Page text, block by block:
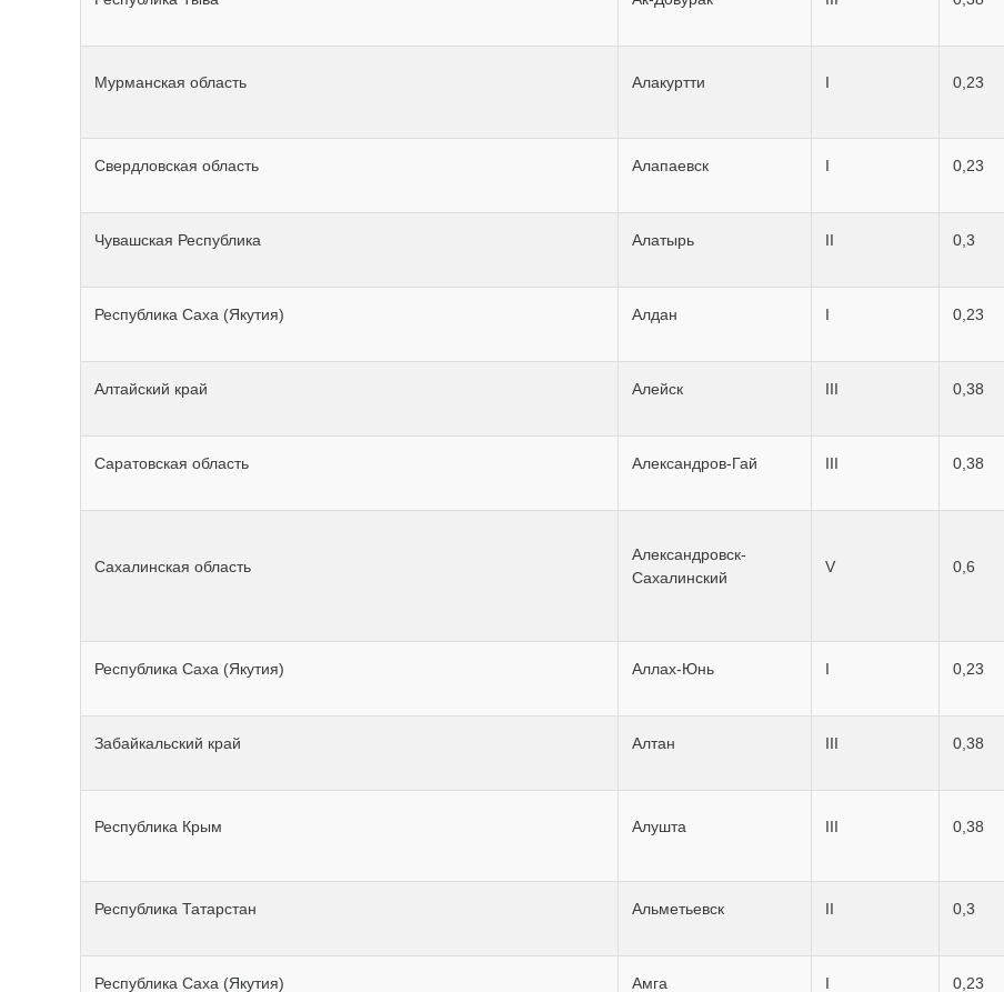
Мурманская область Алакуртти I 0,23
Свердловская область Алапаевск I 0,23
Чувашская Республика Алатырь II 0,3
Республика Саха (Якутия) Алдан I 0,23
Алтайский край Алейск III 0,38
Саратовская область Александров-Гай III 0,38
Сахалинская область
Александровск-
Сахалинский
V 0,6
Республика Саха (Якутия) Аллах-Юнь I 0,23
Забайкальский край Алтан III 0,38
Республика Крым Алушта III 0,38
Республика Татарстан Альметьевск II 0,3
Республика Саха (Якутия) Амга I 0,23